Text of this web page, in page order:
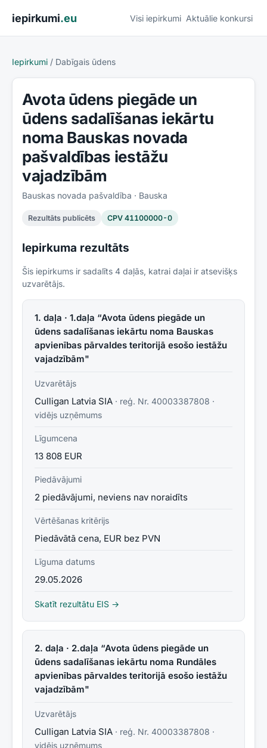
iepirkumi.eu Visi iepirkumi Aktuālie konkursi
Iepirkumi / Dabīgais ūdens
Avota ūdens piegāde un
ūdens sadalīšanas iekārtu
noma Bauskas novada
pašvaldības iestāžu
vajadzībām
Bauskas novada pašvaldība · Bauska
Rezultāts publicēts CPV 41100000-0
Iepirkuma rezultāts
Šis iepirkums ir sadalīts 4 daļās, katrai daļai ir atsevišķs
uzvarētājs.
1. daļa · 1.daļa “Avota ūdens piegāde un
ūdens sadalīšanas iekārtu noma Bauskas
apvienības pārvaldes teritorijā esošo iestāžu
vajadzībām"
Uzvarētājs
Culligan Latvia SIA · reģ. Nr. 40003387808 ·
vidējs uzņēmums
Līgumcena
13 808 EUR
Piedāvājumi
2 piedāvājumi, neviens nav noraidīts
Vērtēšanas kritērijs
Piedāvātā cena, EUR bez PVN
Līguma datums
29.05.2026
Skatīt rezultātu EIS →
2. daļa · 2.daļa “Avota ūdens piegāde un
ūdens sadalīšanas iekārtu noma Rundāles
apvienības pārvaldes teritorijā esošo iestāžu
vajadzībām"
Uzvarētājs
Culligan Latvia SIA · reģ. Nr. 40003387808 ·
vidējs uzņēmums